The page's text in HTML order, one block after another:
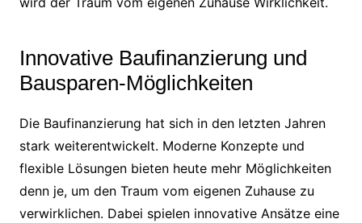
Innovative Baufinanzierung und
Bausparen-Möglichkeiten
Die Baufinanzierung hat sich in den letzten Jahren
stark weiterentwickelt. Moderne Konzepte und
flexible Lösungen bieten heute mehr Möglichkeiten
denn je, um den Traum vom eigenen Zuhause zu
verwirklichen. Dabei spielen innovative Ansätze eine